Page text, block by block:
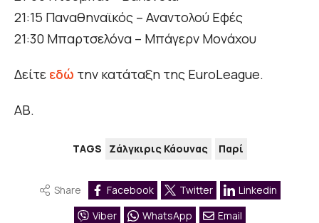
21:15 Παναθηναϊκός – Αναντολού Εφές
21:30 Μπαρτσελόνα – Μπάγερν Μονάχου
Δείτε εδώ την κατάταξη της EuroLeague.
ΑΒ.
TAGS Ζάλγκιρις Κάουνας Παρί
Share Facebook Twitter
Linkedin
Viber
WhatsApp Email